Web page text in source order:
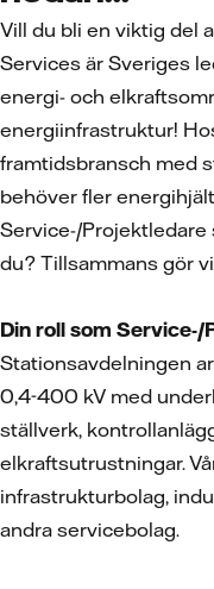
Vill du bli en viktig del
Services är Sveriges
energi- och
energiinfrastruktur!
framtidsbransch med
behöver fler
Service-/Projektledare
du? Tillsammans gör
Din roll som Service-/
Stationsavdelningen
0,4-400 kV med
ställverk,
elkraftsutrustningar.
infrastrukturbolag,
andra servicebolag.